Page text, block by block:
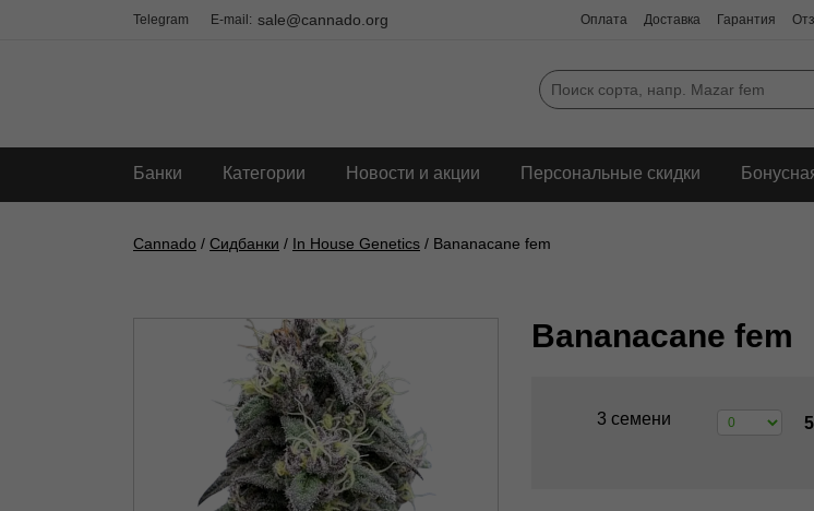
Telegram E-mail: sale@cannado.org Оплата Доставка Гарантия
Банки Категории Новости и акции Персональные скидки
Cannado / Сидбанки / In House Genetics / Bananacane fem
Bananacane fem
3 семени